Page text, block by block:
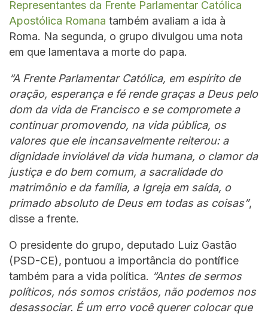
Representantes da Frente Parlamentar Católica
Apostólica Romana também avaliam a ida à
Roma. Na segunda, o grupo divulgou uma nota
em que lamentava a morte do papa.
“A Frente Parlamentar Católica, em espírito de
oração, esperança e fé rende graças a Deus pelo
dom da vida de Francisco e se compromete a
continuar promovendo, na vida pública, os
valores que ele incansavelmente reiterou: a
dignidade inviolável da vida humana, o clamor da
justiça e do bem comum, a sacralidade do
matrimônio e da família, a Igreja em saída, o
primado absoluto de Deus em todas as coisas”,
disse a frente.
O presidente do grupo, deputado Luiz Gastão
(PSD-CE), pontuou a importância do pontífice
também para a vida política. “Antes de sermos
políticos, nós somos cristãos, não podemos nos
desassociar. É um erro você querer colocar que